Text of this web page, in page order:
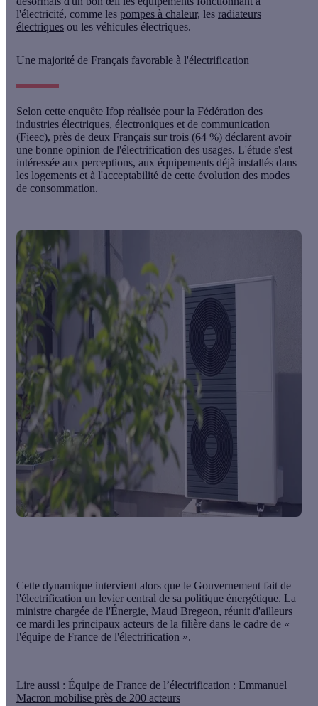
l'électricité, comme les pompes à chaleur, les radiateurs
électriques ou les véhicules électriques.
Une majorité de Français favorable à l'électrification
Selon cette enquête Ifop réalisée pour la Fédération des
industries électriques, électroniques et de communication
(Fieec), près de deux Français sur trois (64 %) déclarent avoir
une bonne opinion de l'électrification des usages. L'étude s'est
intéressée aux perceptions, aux équipements déjà installés dans
les logements et à l'acceptabilité de cette évolution des modes
de consommation.
Cette dynamique intervient alors que le Gouvernement fait de
l'électrification un levier central de sa politique énergétique. La
ministre chargée de l'Énergie, Maud Bregeon, réunit d'ailleurs
ce mardi les principaux acteurs de la filière dans le cadre de «
l'équipe de France de l'électrification ».
Lire aussi : Équipe de France de l’électrification : Emmanuel
Macron mobilise près de 200 acteurs